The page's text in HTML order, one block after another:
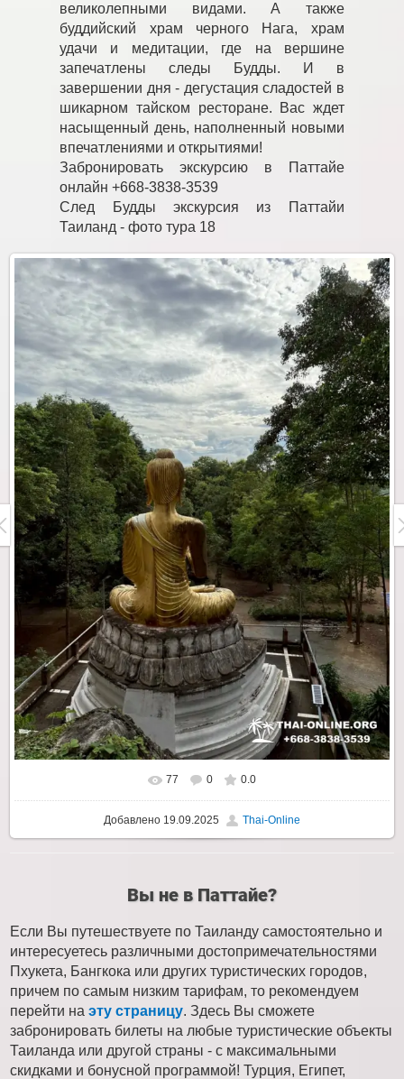
великолепными видами. А также
буддийский храм черного Нага, храм
удачи и медитации, где на вершине
запечатлены следы Будды. И в
завершении дня - дегустация сладостей в
шикарном тайском ресторане. Вас ждет
насыщенный день, наполненный новыми
впечатлениями и открытиями!
Забронировать экскурсию в Паттайе
онлайн +668-3838-3539
След Будды экскурсия из Паттайи
Таиланд - фото тура 18
77 0 0.0
Добавлено 19.09.2025 Thai-Online
Вы не в Паттайе?
Если Вы путешествуете по Таиланду самостоятельно и
интересуетесь различными достопримечательностями
Пхукета, Бангкока или других туристических городов,
причем по самым низким тарифам, то рекомендуем
перейти на эту страницу. Здесь Вы сможете
забронировать билеты на любые туристические объекты
Таиланда или другой страны - с максимальными
скидками и бонусной программой! Турция, Египет,